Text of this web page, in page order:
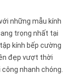
những mẫu kính
trọng nhất tại
kính bếp cường
đẹp vượt thời
công nhanh chóng.